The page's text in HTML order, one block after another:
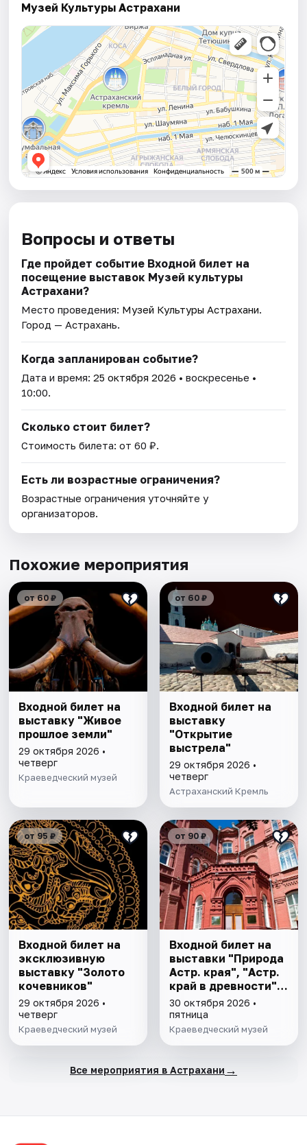
Музей Культуры Астрахани
Вопросы и ответы
Где пройдет событие Входной билет на
посещение выставок Музей культуры
Астрахани?
Место проведения: Музей Культуры Астрахани.
Город — Астрахань.
Когда запланирован событие?
Дата и время:25 октября 2026 • воскресенье •
10:00.
Сколько стоит билет?
Стоимость билета: от 60 ₽.
Есть ли возрастные ограничения?
Возрастные ограничения уточняйте у
организаторов.
Похожие мероприятия
от 60 ₽
Входной билет на
выставку "Живое
прошлое земли"
29 октября 2026 •
четверг
Краеведческий музей
от 60 ₽
Входной билет на
выставку
"Открытие
выстрела"
29 октября 2026 •
четверг
Астраханский Кремль
от 95 ₽
Входной билет на
эксклюзивную
выставку "Золото
кочевников"
29 октября 2026 •
четверг
Краеведческий музей
от 90 ₽
Входной билет на
выставки "Природа
Астр. края", "Астр.
край в древности",
"Заселение Астр.
края"
30 октября 2026 •
пятница
Краеведческий музей
Все мероприятия в Астрахани →